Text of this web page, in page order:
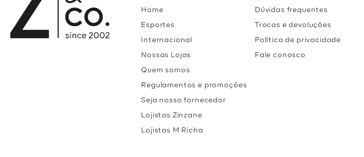
Home
Esportes
Internacional
Nossas Lojas
Quem somos
Regulamentos e promoções
Seja nosso fornecedor
Lojistas Zinzane
Lojistas M Richa
Dúvidas frequentes
Trocas e devoluções
Política de privacidade
Fale conosco